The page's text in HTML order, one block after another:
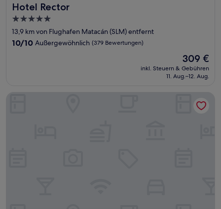
Hotel Rector
Hotel Rector
5.0-
Sterne-
Unterkunft
13,9 km von Flughafen Matacán (SLM) entfernt
10.0
10/10 Außergewöhnlich (379 Bewertungen)
Der
Preis
beträgt
309 €
inkl. Steuern & Gebühren
11. Aug.–12. Aug.